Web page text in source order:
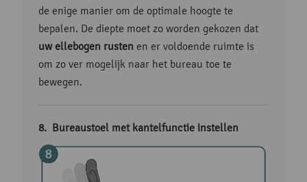
de enige manier om de optimale hoogte te
bepalen. De diepte moet zo worden gekozen dat
uw ellebogen rusten en er voldoende ruimte is
om zo ver mogelijk naar het bureau toe te
bewegen.
Bureaustoel met kantelfunctie instellen